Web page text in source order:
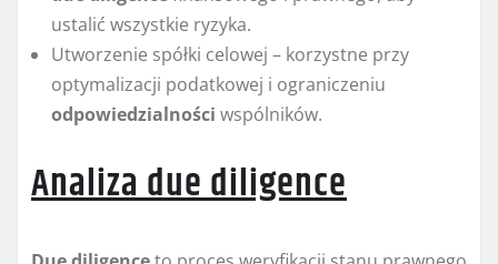
ustalić wszystkie ryzyka.
Utworzenie spółki celowej – korzystne przy
optymalizacji podatkowej i ograniczeniu
odpowiedzialności wspólników.
Analiza due diligence